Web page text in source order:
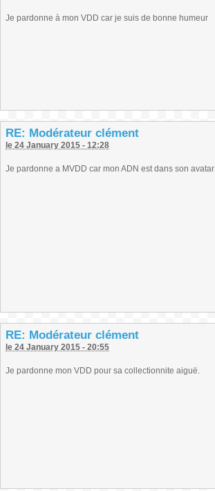
Je pardonne à mon VDD car je suis de bonne humeur
RE: Modérateur clément
le 24 January 2015 - 12:28
Je pardonne a MVDD car mon ADN est dans son avatar
RE: Modérateur clément
le 24 January 2015 - 20:55
Je pardonne mon VDD pour sa collectionnite aiguë.